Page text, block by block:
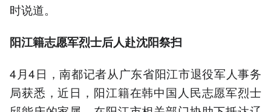
时说道。
阳江籍志愿军烈士后人赴沈阳祭扫
4月4日，南都记者从广东省阳江市退役军人事务
局获悉，近日，阳江籍在韩中国人民志愿军烈士